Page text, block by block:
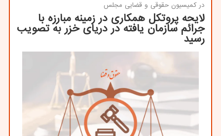
در كمیسیون حقوقی و قضایی مجلس
لایحه پروتكل همكاری در زمینه مبارزه با
جرائم سازمان یافته در دریای خزر به تصویب
رسید